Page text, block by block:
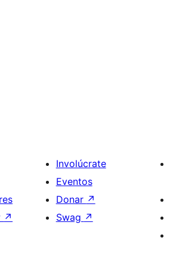
↗
Involúcrate
Eventos
Donar ↗
Swag ↗